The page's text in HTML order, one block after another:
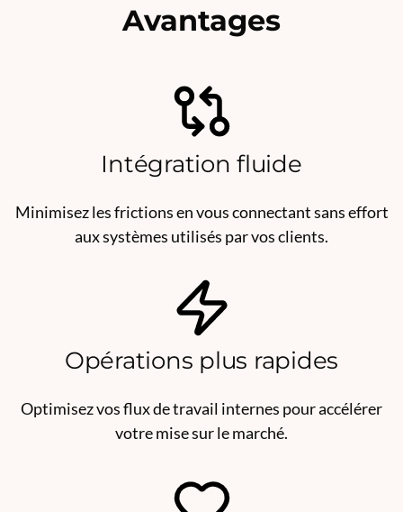
Avantages
Intégration fluide
Minimisez les frictions en vous connectant sans effort
aux systèmes utilisés par vos clients.
Opérations plus rapides
Optimisez vos flux de travail internes pour accélérer
votre mise sur le marché.